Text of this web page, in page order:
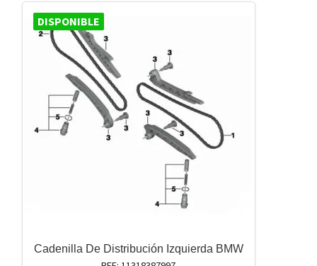
DISPONIBLE
Cadenilla De Distribución Izquierda BMW